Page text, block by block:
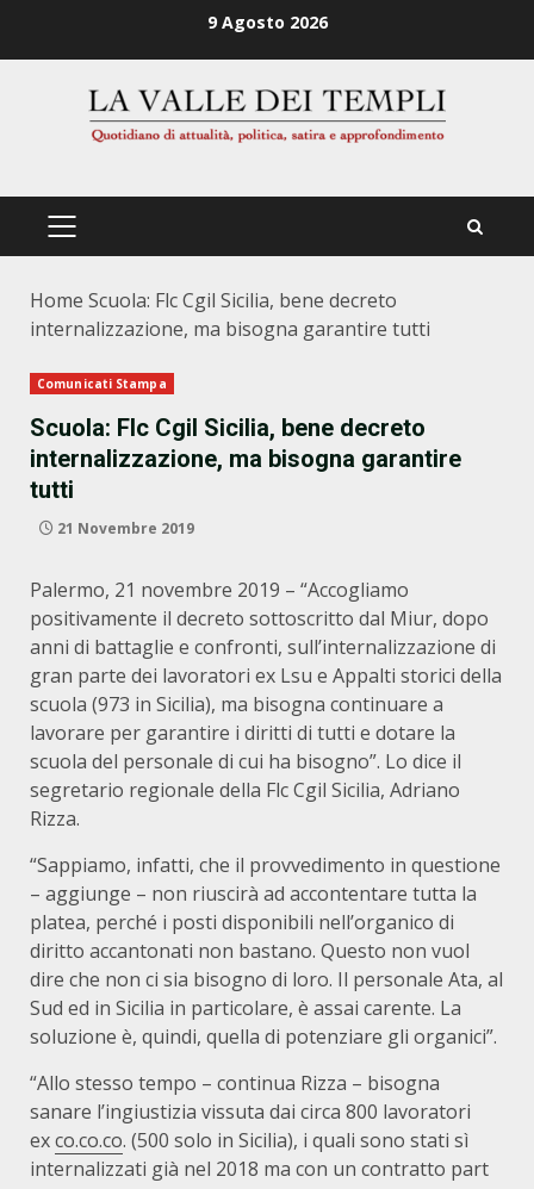
9 Agosto 2026
PRIMÄRES
Home Scuola: Flc Cgil Sicilia, bene decreto
internalizzazione, ma bisogna garantire tutti
Comunicati Stampa
Scuola: Flc Cgil Sicilia, bene decreto
internalizzazione, ma bisogna garantire
tutti
21 Novembre 2019
Palermo, 21 novembre 2019 – “Accogliamo
positivamente il decreto sottoscritto dal Miur, dopo
anni di battaglie e confronti, sull’internalizzazione di
gran parte dei lavoratori ex Lsu e Appalti storici della
scuola (973 in Sicilia), ma bisogna continuare a
lavorare per garantire i diritti di tutti e dotare la
scuola del personale di cui ha bisogno”. Lo dice il
segretario regionale della Flc Cgil Sicilia, Adriano
Rizza.
“Sappiamo, infatti, che il provvedimento in questione
– aggiunge – non riuscirà ad accontentare tutta la
platea, perché i posti disponibili nell’organico di
diritto accantonati non bastano. Questo non vuol
dire che non ci sia bisogno di loro. Il personale Ata, al
Sud ed in Sicilia in particolare, è assai carente. La
soluzione è, quindi, quella di potenziare gli organici”.
“Allo stesso tempo – continua Rizza – bisogna
sanare l’ingiustizia vissuta dai circa 800 lavoratori
exco.co.co. (500 solo in Sicilia), i quali sono stati sì
internalizzati già nel 2018 ma con un contratto part